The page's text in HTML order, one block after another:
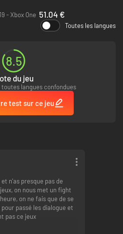
principal, trois packs de contenu
of the Nexus"" et des objets
balle.
connectez-vous à Gun Gale Online, un
feu. Rencontrez une IA de soutien très
dans toutes vos
personne intense et son histoire
RPG dans le tout premier TPSRPG tiré
jouables en mode JcJ en ligne,
- Xbox One 51.04 €
Toutes les langues
8.5
du jeu
langues confondues
test sur ce jeu
n'as presque pas de
on nous met un fight
on ne fais que de se
passé les dialogue et
pas ce jeux